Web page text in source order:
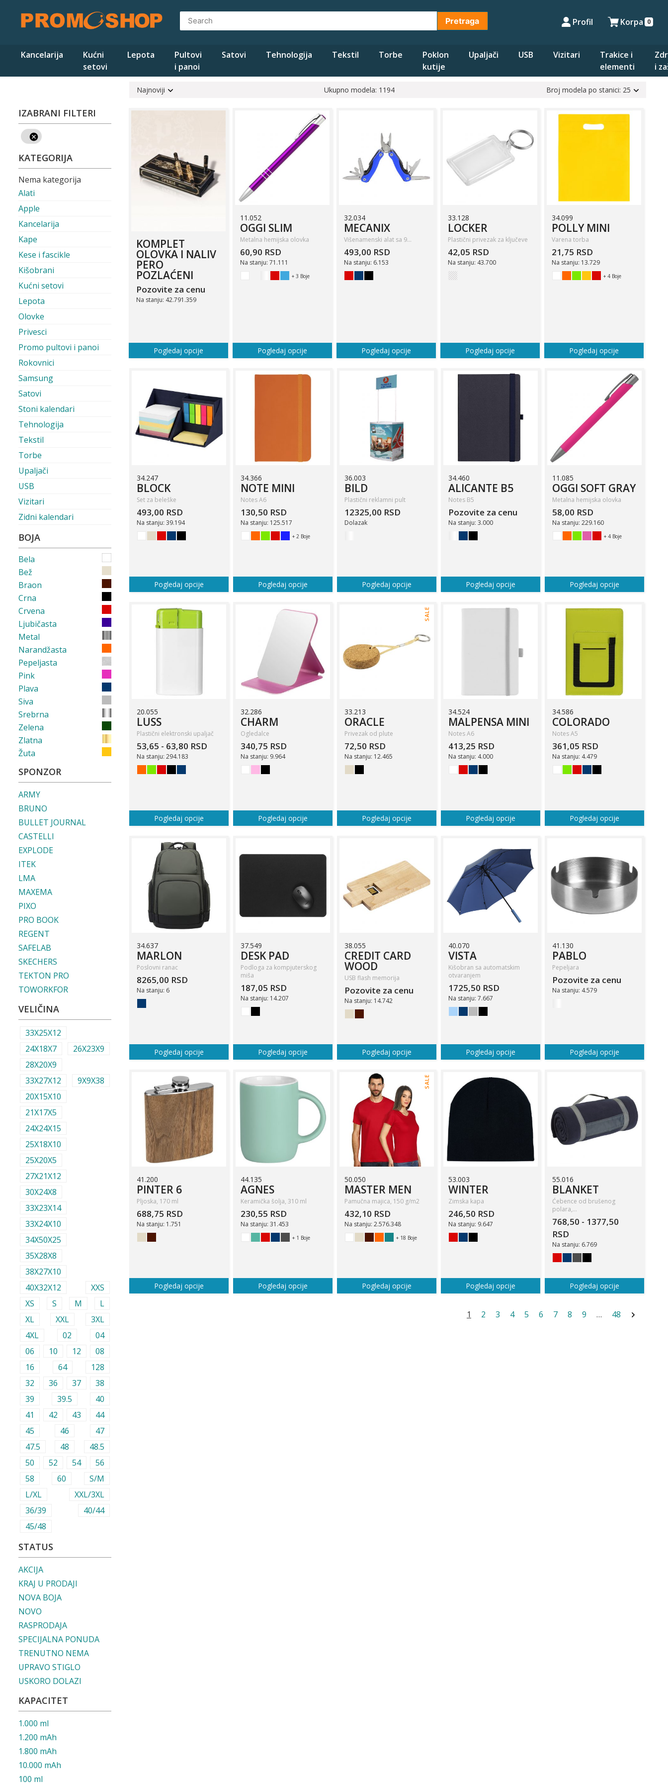
content
Pretraga Profil Korpa 0
Kancelarija
Kućni
setovi
Lepota
Pultovi
i panoi
Satovi Tehnologija Tekstil Torbe
Poklon
kutije
Upaljači USB Vizitari
Trakice i
elementi
i
Najnoviji Ukupno modela: 1194 Broj modela po stanici: 25
KOMPLET
OLOVKA I NALIV
PERO
POZLAĆENI
Pozovite za cenu
Na stanju: 42.791.359
Pogledaj opcije
11.052
OGGI SLIM
Metalna hemijska olovka
60,90 RSD
Na stanju: 71.111
+ 3 Boje
Pogledaj opcije
32.034
MECANIX
Višenamenski alat sa 9…
493,00 RSD
Na stanju: 6.153
Pogledaj opcije
33.128
LOCKER
Plastični privezak za ključeve
42,05 RSD
Na stanju: 43.700
Pogledaj opcije
34.099
POLLY MINI
Varena torba
21,75 RSD
Na stanju: 13.729
+ 4 Boje
Pogledaj opcije
34.247
BLOCK
Set za beleške
493,00 RSD
Na stanju: 39.194
Pogledaj opcije
34.366
NOTE MINI
Notes A6
130,50 RSD
Na stanju: 125.517
+ 2 Boje
Pogledaj opcije
36.003
BILD
Plastični reklamni pult
12325,00 RSD
Dolazak
Pogledaj opcije
34.460
ALICANTE B5
Notes B5
Pozovite za cenu
Na stanju: 3.000
Pogledaj opcije
11.085
OGGI SOFT GRAY
Metalna hemijska olovka
58,00 RSD
Na stanju: 229.160
+ 4 Boje
Pogledaj opcije
20.055
LUSS
Plastični elektronski upaljač
53,65 - 63,80 RSD
Na stanju: 294.183
Pogledaj opcije
32.286
CHARM
Ogledalce
340,75 RSD
Na stanju: 9.964
Pogledaj opcije
SALE
33.213
ORACLE
Privezak od plute
72,50 RSD
Na stanju: 12.465
Pogledaj opcije
34.524
MALPENSA MINI
Notes A6
413,25 RSD
Na stanju: 4.000
Pogledaj opcije
34.586
COLORADO
Notes A5
361,05 RSD
Na stanju: 4.479
Pogledaj opcije
34.637
MARLON
Poslovni ranac
8265,00 RSD
Na stanju: 6
Pogledaj opcije
37.549
DESK PAD
Podloga za kompjuterskog
miša
187,05 RSD
Na stanju: 14.207
Pogledaj opcije
38.055
CREDIT CARD
WOOD
USB flash memorija
Pozovite za cenu
Na stanju: 14.742
Pogledaj opcije
40.070
VISTA
Kišobran sa automatskim
otvaranjem
1725,50 RSD
Na stanju: 7.667
Pogledaj opcije
41.130
PABLO
Pepeljara
Pozovite za cenu
Na stanju: 4.579
Pogledaj opcije
41.200
PINTER 6
Pljoska, 170 ml
688,75 RSD
Na stanju: 1.751
Pogledaj opcije
44.135
AGNES
Keramička šolja, 310 ml
230,55 RSD
Na stanju: 31.453
+ 1 Boje
Pogledaj opcije
SALE
50.050
MASTER MEN
Pamučna majica, 150 g/m2
432,10 RSD
Na stanju: 2.576.348
+ 18 Boje
Pogledaj opcije
53.003
WINTER
Zimska kapa
246,50 RSD
Na stanju: 9.647
Pogledaj opcije
55.016
BLANKET
Ćebence od brušenog
polara,…
768,50 - 1377,50
RSD
Na stanju: 6.769
Pogledaj opcije
1 2 3 4 5 6 7 8 9 … 48
IZABRANI FILTERI
KATEGORIJA
Nema kategorija
Alati
Apple
Kancelarija
Kape
Kese i fascikle
Kišobrani
Kućni setovi
Lepota
Olovke
Privesci
Promo pultovi i panoi
Rokovnici
Samsung
Satovi
Stoni kalendari
Tehnologija
Tekstil
Torbe
Upaljači
USB
Vizitari
Zidni kalendari
BOJA
Bela
Bež
Braon
Crna
Crvena
Ljubičasta
Metal
Narandžasta
Pepeljasta
Pink
Plava
Siva
Srebrna
Zelena
Zlatna
Žuta
SPONZOR
ARMY
BRUNO
BULLET JOURNAL
CASTELLI
EXPLODE
ITEK
LMA
MAXEMA
PIXO
PRO BOOK
REGENT
SAFELAB
SKECHERS
TEKTON PRO
TOWORKFOR
VELIČINA
33X25X12
24X18X7
26X23X9
28X20X9
33X27X12
9X9X38
20X15X10
21X17X5
24X24X15
25X18X10
25X20X5
27X21X12
30X24X8
33X23X14
33X24X10
34X50X25
35X28X8
38X27X10
40X32X12
XXS
XS
S M
L
XL
XXL
3XL
4XL
02
04
06
10 12
08
16
64
128
32
36 37
38
39
39.5
40
41
42 43
44
45
46
47
47.5
48
48.5
50
52 54
56
58
60
S/M
L/XL
XXL/3XL
36/39
40/44
45/48
STATUS
AKCIJA
KRAJ U PRODAJI
NOVA BOJA
NOVO
RASPRODAJA
SPECIJALNA PONUDA
TRENUTNO NEMA
UPRAVO STIGLO
USKORO DOLAZI
KAPACITET
1.000 ml
1.200 mAh
1.800 mAh
10.000 mAh
100 ml